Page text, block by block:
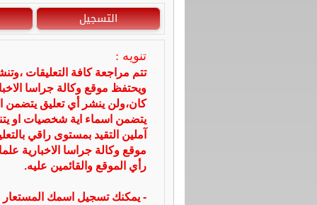
التسجيل
تنويه :
تتم مراجعة كافة التعليقات
ويحتفظ موقع وكالة جراسا
كان،ولن ينشر أي تعليق يتضمن
يتضمن اسماء اية شخصيات او
آملين التقيد بمستوى راقي
موقع وكالة جراسا الاخبارية
رأي الموقع والقائمين عليه.
- يمكنك تسجيل اسمك المستعار